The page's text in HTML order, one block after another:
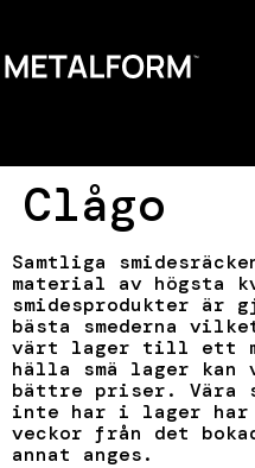
Clågo
Samtliga
material av högsta
smidesprodukter är
bästa smederna
värt lager till ett
hälla smä lager kan
bättre priser. Vära
inte har i lager har
veckor från det
annat anges.